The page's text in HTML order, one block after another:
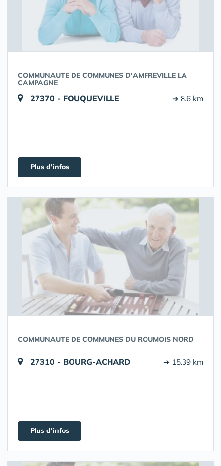
COMMUNAUTE DE COMMUNES D'AMFREVILLE LA
CAMPAGNE
27370 - FOUQUEVILLE ➔ 8.6 km
Plus d'infos
COMMUNAUTE DE COMMUNES DU ROUMOIS NORD
27310 - BOURG-ACHARD ➔ 15.39 km
Plus d'infos